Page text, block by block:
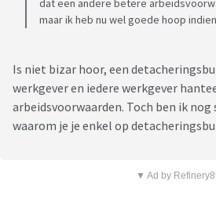
dat een andere betere
maar ik heb nu wel goede hoop
Is niet bizar hoor, een
werkgever en iedere werkgever
arbeidsvoorwaarden. Toch ben ik nog
waarom je je enkel op
▼ Ad by